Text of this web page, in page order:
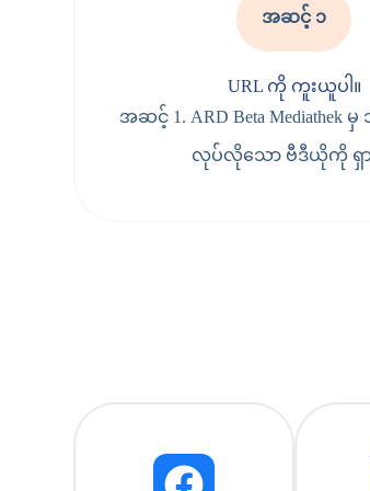
အဆင့် ၁
URL ကို ကူးယူပါ။
အဆင့် 1. ARD Beta Mediathek
လုပ်လိုသော ဗီဒီယိုကို ရှာ